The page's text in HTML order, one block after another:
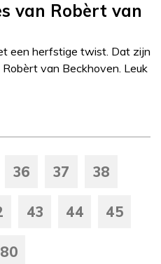
van Robèrt van
een herfstige twist. Dat zijn
van Beckhoven. Leuk
36 37 38
43 44 45